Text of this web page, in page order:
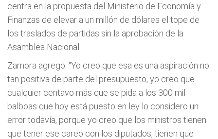
centra en la propuesta del Ministerio de Economía y
Finanzas de elevar a un millón de dólares el tope de
los traslados de partidas sin la aprobación de la
Asamblea Nacional.
Zamora agregó: "Yo creo que esa es una aspiración no
tan positiva de parte del presupuesto, yo creo que
cualquier centavo más que se pida a los 300 mil
balboas que hoy está puesto en ley lo considero un
error todavía, porque yo creo que los ministros tienen
que tener ese careo con los diputados, tienen que